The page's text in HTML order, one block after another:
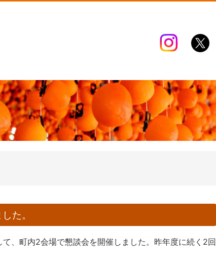
た。
、町内2会場で懇談会を開催しました。昨年度に続く2回